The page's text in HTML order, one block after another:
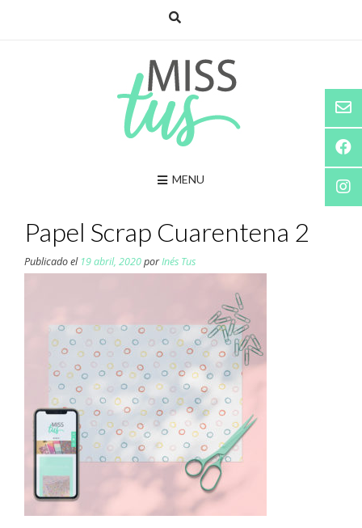
MENU
Papel Scrap Cuarentena 2
Publicado el 19 abril, 2020porInés Tus